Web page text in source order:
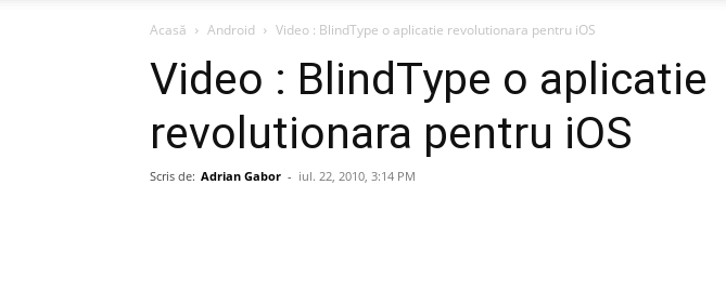
Economie,
–
iDevice.ro
Acasă Android Video : BlindType o aplicatie revolutionara pentru iOS
Video : BlindType o aplicatie
revolutionara pentru iOS
Scris de: Adrian Gabor - iul. 22, 2010, 3:14 PM